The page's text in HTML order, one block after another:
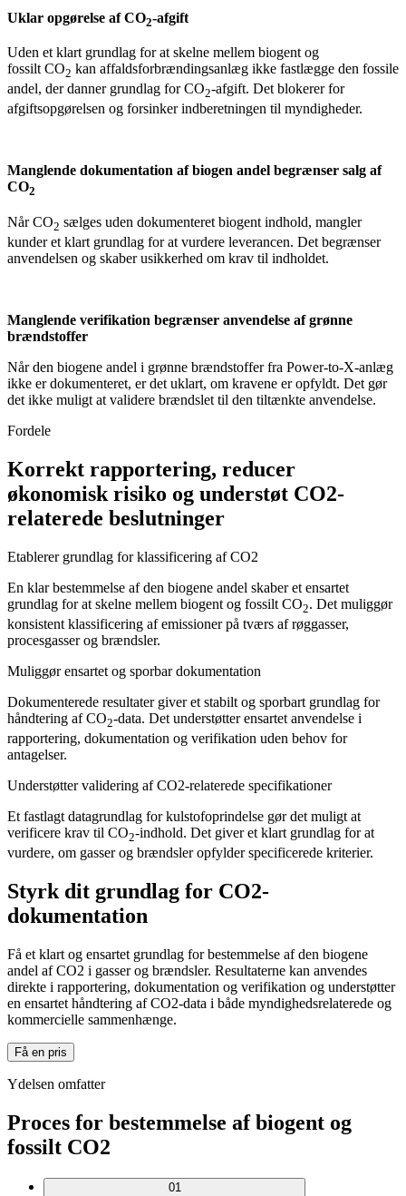
Uklar opgørelse af CO2-afgift
Uden et klart grundlag for at skelne mellem biogent og
fossilt CO2 kan affaldsforbrændingsanlæg ikke fastlægge den fossile
andel, der danner grundlag for CO2-afgift. Det blokerer for
afgiftsopgørelsen og forsinker indberetningen til myndigheder.
Manglende dokumentation af biogen andel begrænser salg af
CO2
Når CO2 sælges uden dokumenteret biogent indhold, mangler
kunder et klart grundlag for at vurdere leverancen. Det begrænser
anvendelsen og skaber usikkerhed om krav til indholdet.
Manglende verifikation begrænser anvendelse af grønne
brændstoffer
Når den biogene andel i grønne brændstoffer fra Power-to-X-anlæg
ikke er dokumenteret, er det uklart, om kravene er opfyldt. Det gør
det ikke muligt at validere brændslet til den tiltænkte anvendelse.
Fordele
Korrekt rapportering, reducer
økonomisk risiko og understøt CO2-
relaterede beslutninger
Etablerer grundlag for klassificering af CO2
En klar bestemmelse af den biogene andel skaber et ensartet
grundlag for at skelne mellem biogent og fossilt CO2. Det muliggør
konsistent klassificering af emissioner på tværs af røggasser,
procesgasser og brændsler.
Muliggør ensartet og sporbar dokumentation
Dokumenterede resultater giver et stabilt og sporbart grundlag for
håndtering af CO2-data. Det understøtter ensartet anvendelse i
rapportering, dokumentation og verifikation uden behov for
antagelser.
Understøtter validering af CO2-relaterede specifikationer
Et fastlagt datagrundlag for kulstofoprindelse gør det muligt at
verificere krav til CO2-indhold. Det giver et klart grundlag for at
vurdere, om gasser og brændsler opfylder specificerede kriterier.
Styrk dit grundlag for CO2-
dokumentation
Få et klart og ensartet grundlag for bestemmelse af den biogene
andel af CO2 i gasser og brændsler. Resultaterne kan anvendes
direkte i rapportering, dokumentation og verifikation og understøtter
en ensartet håndtering af CO2-data i både myndighedsrelaterede og
kommercielle sammenhænge.
Få en pris
Ydelsen omfatter
Proces for bestemmelse af biogent og
fossilt CO2
01